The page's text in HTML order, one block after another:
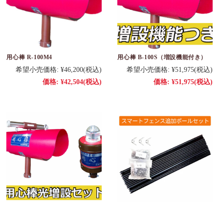
用心棒 R-100M4
希望小売価格: ¥46,200(税込)
価格: ¥42,504(税込)
用心棒 B-100S（増設機能付き）
希望小売価格: ¥51,975(税込)
価格: ¥51,975(税込)